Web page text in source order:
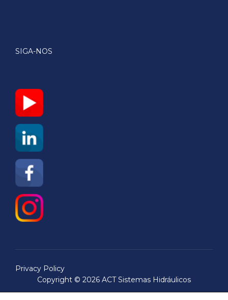
SIGA-NOS
Privacy Policy
Copyright © 2026 ACT Sistemas Hidráulicos